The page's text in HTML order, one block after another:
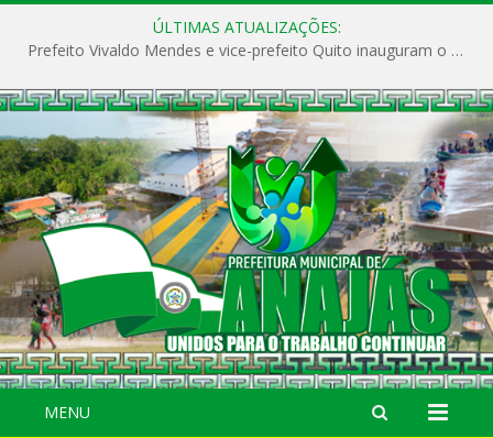
ÚLTIMAS ATUALIZAÇÕES:
Prefeito Vivaldo Mendes e vice-prefeito Quito inauguram o CAPS e fortalecem a saúde pública em Anajás.
MENU